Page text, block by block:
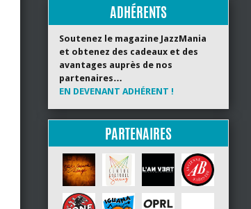
ADHÉRENTS
Soutenez le magazine JazzMania
et obtenez des cadeaux et des
avantages auprès de nos
partenaires…
EN DEVENANT ADHÉRENT !
PARTENAIRES